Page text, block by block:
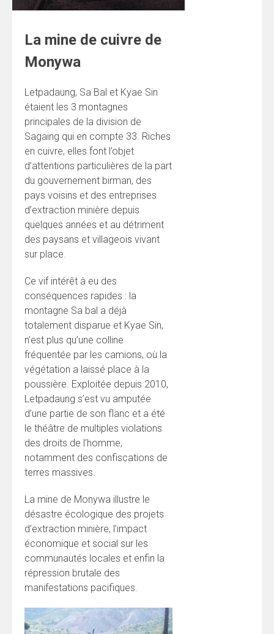
La mine de cuivre de
Monywa
Letpadaung, Sa Bal et Kyae Sin
étaient les 3 montagnes
principales de la division de
Sagaing qui en compte 33. Riches
en cuivre, elles font l’objet
d’attentions particulières de la part
du gouvernement birman, des
pays voisins et des entreprises
d’extraction minière depuis
quelques années et au détriment
des paysans et villageois vivant
sur place.
Ce vif intérêt à eu des
conséquences rapides : la
montagne Sa bal a déjà
totalement disparue et Kyae Sin,
n’est plus qu’une colline
fréquentée par les camions, où la
végétation a laissé place à la
poussière. Exploitée depuis 2010,
Letpadaung s’est vu amputée
d’une partie de son flanc et a été
le théâtre de multiples violations
des droits de l’homme,
notamment des confiscations de
terres massives.
La mine de Monywa illustre le
désastre écologique des projets
d’extraction minière, l’impact
économique et social sur les
communautés locales et enfin la
répression brutale des
manifestations pacifiques.